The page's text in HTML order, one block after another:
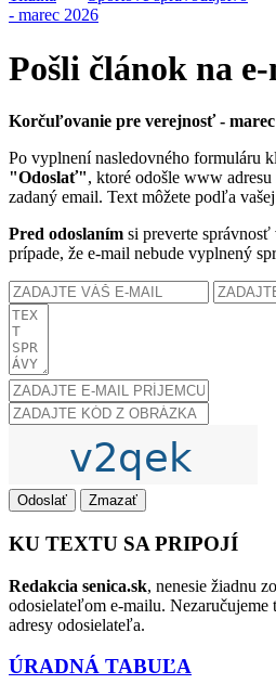
- marec 2026
Pošli článok na
Korčuľovanie pre verejnosť - marec
Po vyplnení nasledovného formuláru
"Odoslať", ktoré odošle www
zadaný email. Text môžete podľa
Pred odoslaním si preverte
prípade, že e-mail nebude vyplnený
Odoslať Zmazať
KU TEXTU SA PRIPOJÍ
Redakcia senica.sk, nenesie žiadnu
odosielateľom e-mailu. Nezaručujeme
adresy odosielateľa.
ÚRADNÁ TABUĽA